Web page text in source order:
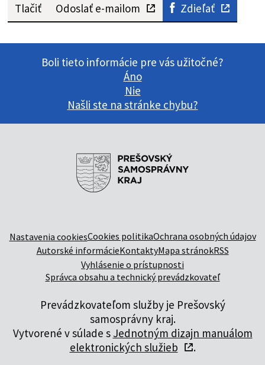
Tlačiť Odoslať e-mailom Zdieľať
Boli tieto informácie pre vás užitočné?
Áno
Nie
Našli ste na stránke chybu?
Nastavenia cookiesCookies politikaOchrana osobných údajov
Autorské informácieKontaktyMapa stránokRSS
Vyhlásenie o prístupnosti
Správca obsahu a technický prevádzkovateľ
Prevádzkovateľom služby je Prešovský
samosprávny kraj.
Vytvorené v súlade s Jednotným dizajn manuálom
elektronických služieb
.